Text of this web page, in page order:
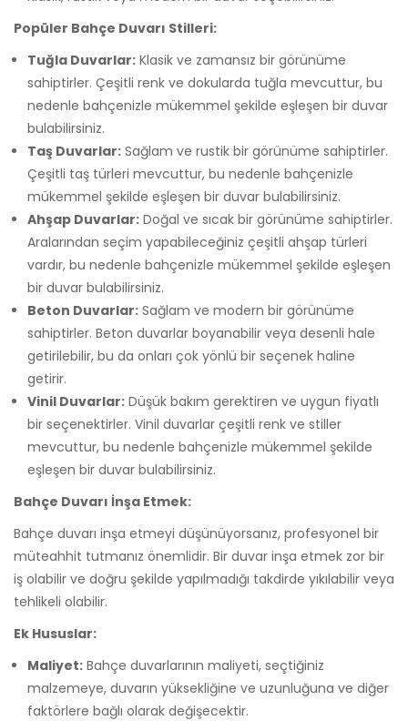
Popüler Bahçe Duvarı Stilleri:
Tuğla Duvarlar: Klasik ve zamansız bir görünüme
sahiptirler. Çeşitli renk ve dokularda tuğla mevcuttur, bu
nedenle bahçenizle mükemmel şekilde eşleşen bir duvar
bulabilirsiniz.
Taş Duvarlar: Sağlam ve rustik bir görünüme sahiptirler.
Çeşitli taş türleri mevcuttur, bu nedenle bahçenizle
mükemmel şekilde eşleşen bir duvar bulabilirsiniz.
Ahşap Duvarlar: Doğal ve sıcak bir görünüme sahiptirler.
Aralarından seçim yapabileceğiniz çeşitli ahşap türleri
vardır, bu nedenle bahçenizle mükemmel şekilde eşleşen
bir duvar bulabilirsiniz.
Beton Duvarlar: Sağlam ve modern bir görünüme
sahiptirler. Beton duvarlar boyanabilir veya desenli hale
getirilebilir, bu da onları çok yönlü bir seçenek haline
getirir.
Vinil Duvarlar: Düşük bakım gerektiren ve uygun fiyatlı
bir seçenektirler. Vinil duvarlar çeşitli renk ve stiller
mevcuttur, bu nedenle bahçenizle mükemmel şekilde
eşleşen bir duvar bulabilirsiniz.
Bahçe Duvarı İnşa Etmek:
Bahçe duvarı inşa etmeyi düşünüyorsanız, profesyonel bir
müteahhit tutmanız önemlidir. Bir duvar inşa etmek zor bir
iş olabilir ve doğru şekilde yapılmadığı takdirde yıkılabilir veya
tehlikeli olabilir.
Ek Hususlar:
Maliyet: Bahçe duvarlarının maliyeti, seçtiğiniz
malzemeye, duvarın yüksekliğine ve uzunluğuna ve diğer
faktörlere bağlı olarak değişecektir.